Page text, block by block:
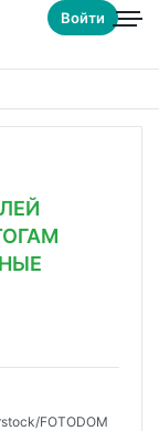
Войти
FOTODOM